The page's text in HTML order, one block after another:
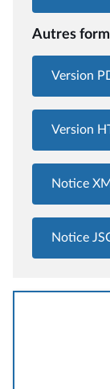
Autres
Version
Version
Notice
Notice